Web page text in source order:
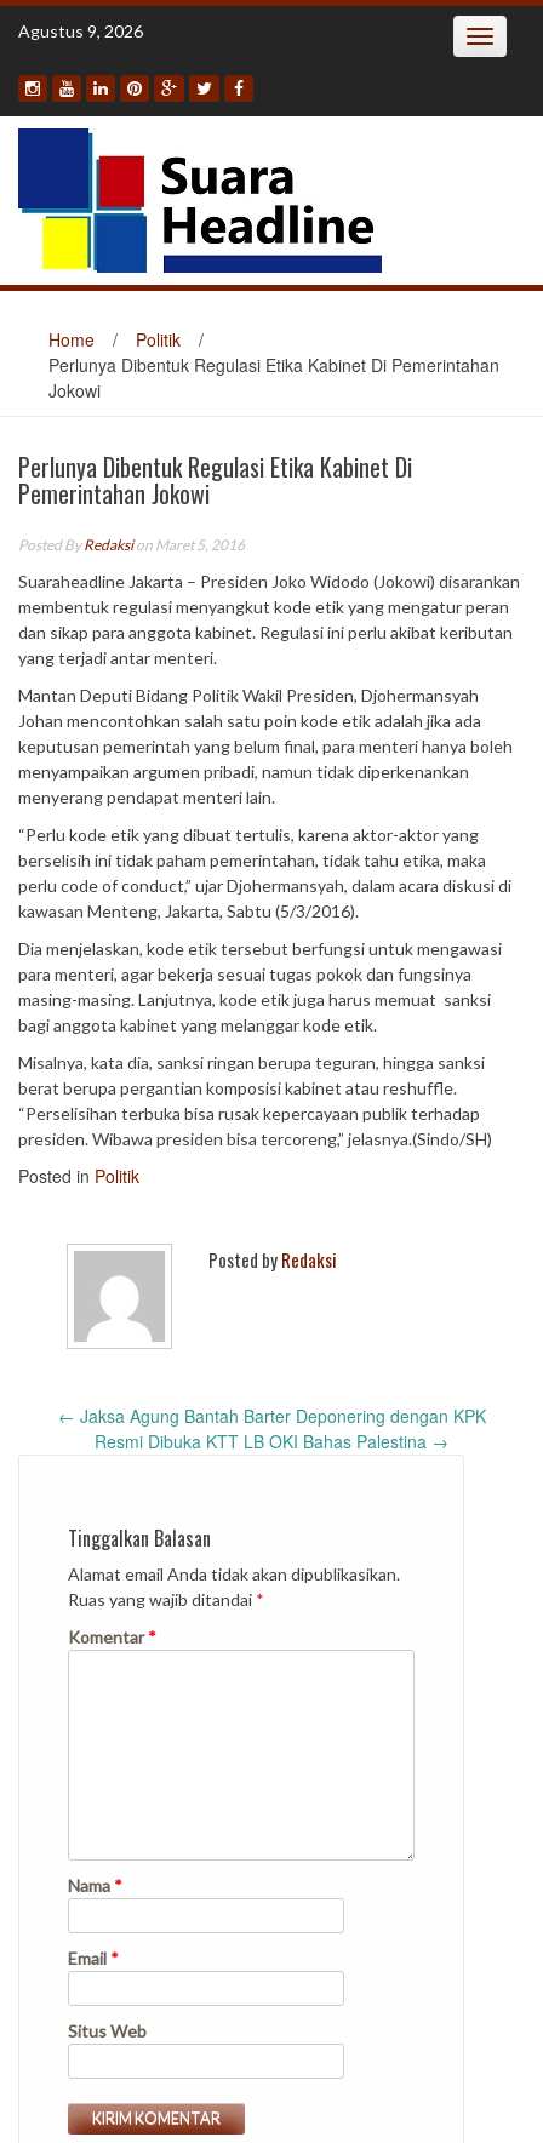
Skip
Agustus 9, 2026 Toggle
Home / Politik
/
Perlunya Dibentuk Regulasi Etika Kabinet Di Pemerintahan
Jokowi
Perlunya Dibentuk Regulasi Etika Kabinet Di
Pemerintahan Jokowi
Posted ByRedaksion Maret 5, 2016
Suaraheadline Jakarta – Presiden Joko Widodo (Jokowi) disarankan
membentuk regulasi menyangkut kode etik yang mengatur peran
dan sikap para anggota kabinet. Regulasi ini perlu akibat keributan
yang terjadi antar menteri.
Mantan Deputi Bidang Politik Wakil Presiden, Djohermansyah
Johan mencontohkan salah satu poin kode etik adalah jika ada
keputusan pemerintah yang belum final, para menteri hanya boleh
menyampaikan argumen pribadi, namun tidak diperkenankan
menyerang pendapat menteri lain.
“Perlu kode etik yang dibuat tertulis, karena aktor-aktor yang
berselisih ini tidak paham pemerintahan, tidak tahu etika, maka
perlu code of conduct,” ujar Djohermansyah, dalam acara diskusi di
kawasan Menteng, Jakarta, Sabtu (5/3/2016).
Dia menjelaskan, kode etik tersebut berfungsi untuk mengawasi
para menteri, agar bekerja sesuai tugas pokok dan fungsinya
masing-masing. Lanjutnya, kode etik juga harus memuat sanksi
bagi anggota kabinet yang melanggar kode etik.
Misalnya, kata dia, sanksi ringan berupa teguran, hingga sanksi
berat berupa pergantian komposisi kabinet atau reshuffle.
“Perselisihan terbuka bisa rusak kepercayaan publik terhadap
presiden. Wibawa presiden bisa tercoreng,” jelasnya.(Sindo/SH)
Posted in Politik
Posted byRedaksi
navigation
← Jaksa Agung Bantah Barter Deponering dengan KPK
Resmi Dibuka KTT LB OKI Bahas Palestina →
Tinggalkan Balasan
Alamat email Anda tidak akan dipublikasikan.
Ruas yang wajib ditandai *
Komentar*
Nama *
Email *
Situs Web